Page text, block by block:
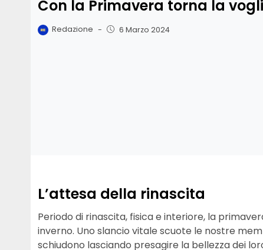
Con la Primavera torna la
Redazione - 6 Marzo 2024
L’attesa della rinascita
Periodo di rinascita, fisica e interiore, la
inverno. Uno slancio vitale scuote le nostre
schiudono lasciando presagire la bellezza dei